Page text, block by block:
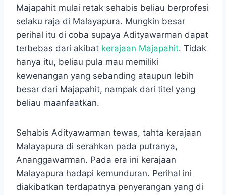
Majapahit mulai retak sehabis beliau berprofesi
selaku raja di Malayapura. Mungkin besar
perihal itu di coba supaya Adityawarman dapat
terbebas dari akibat kerajaan Majapahit. Tidak
hanya itu, beliau pula mau memiliki
kewenangan yang sebanding ataupun lebih
besar dari Majapahit, nampak dari titel yang
beliau maanfaatkan.
Sehabis Adityawarman tewas, tahta kerajaan
Malayapura di serahkan pada putranya,
Ananggawarman. Pada era ini kerajaan
Malayapura hadapi kemunduran. Perihal ini
diakibatkan terdapatnya penyerangan yang di